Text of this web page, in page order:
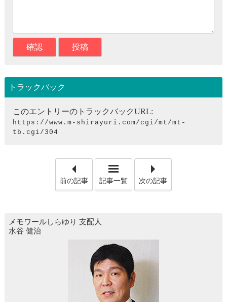
トラックバック
このエントリーのトラックバックURL:
https://www.m-shirayuri.com/cgi/mt/mt-
tb.cgi/304
前の記事 記事一覧 次の記事
メモワールしらゆり 支配人
水谷 健治